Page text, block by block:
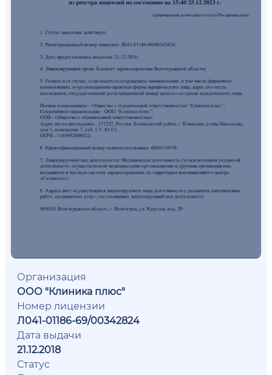
Организация
ООО "Клиника плюс"
Номер лицензии
Л041-01186-69/00342824
Дата выдачи
21.12.2018
Статус